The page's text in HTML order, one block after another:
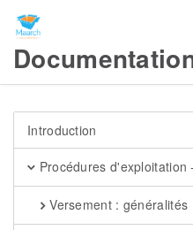
Introduction
Procédures d'exploitation
Versement : généralités